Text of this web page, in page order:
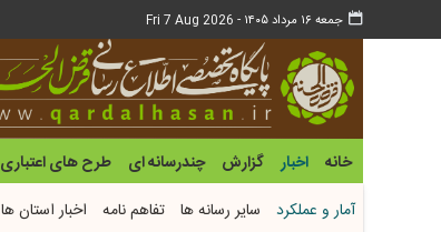
جمعه ۱۶ مرداد ۱۴۰۵ - Fri 7 Aug 2026
خانه
اخبار
آمار و عملکرد
سایر رسانه ها تفاهم نامه اخبار استان ها
گزارش چندرسانه ای طرح های اعتباری